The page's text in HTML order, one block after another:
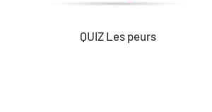
QUIZ Les peurs